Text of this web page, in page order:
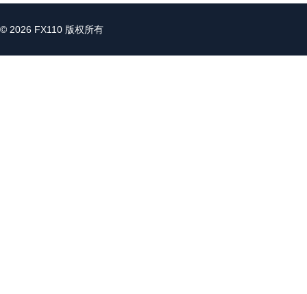
© 2026 FX110 版权所有